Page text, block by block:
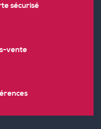
sécurisé
vente